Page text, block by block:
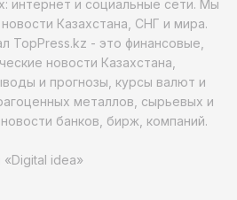
интернет и социальные сети. Мы
Казахстана, СНГ и мира.
TopPress.kz - это финансовые,
новости Казахстана,
и прогнозы, курсы валют и
металлов, сырьевых и
банков, бирж, компаний.
idea»